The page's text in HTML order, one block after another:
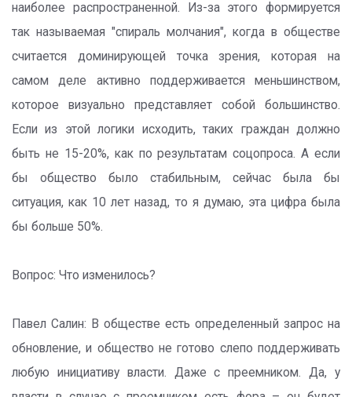
наиболее распространенной. Из-за этого формируется
так называемая "спираль молчания", когда в обществе
считается доминирующей точка зрения, которая на
самом деле активно поддерживается меньшинством,
которое визуально представляет собой большинство.
Если из этой логики исходить, таких граждан должно
быть не 15-20%, как по результатам соцопроса. А если
бы общество было стабильным, сейчас была бы
ситуация, как 10 лет назад, то я думаю, эта цифра была
бы больше 50%.
Вопрос: Что изменилось?
Павел Салин: В обществе есть определенный запрос на
обновление, и общество не готово слепо поддерживать
любую инициативу власти. Даже с преемником. Да, у